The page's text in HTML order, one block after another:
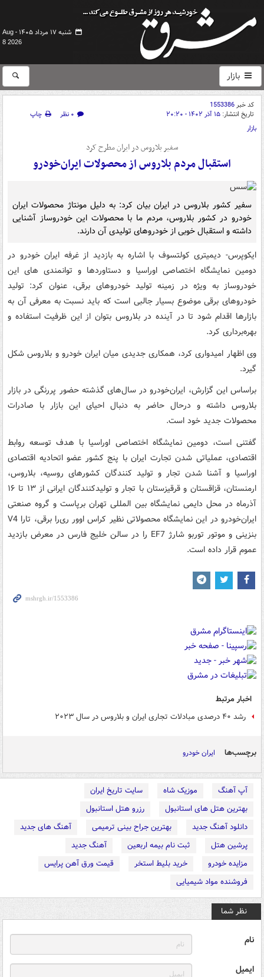
شنبه ۱۷ مرداد ۱۴۰۵ -
Aug
8 2026
بازار
کد خبر1553386
تاریخ انتشار: ۱۵ آذر ۱۴۰۲ - ۲۰:۲۰ ۰ نظر
چاپ
بازار
سفیر بلاروس در ایران مطرح کرد
استقبال مردم بلاروس از محصولات ایران‌خودرو
سفیر کشور بلاروس در ایران بیان کرد: به دلیل مونتاژ محصولات ایران
خودرو در کشور بلاروس، مردم ما با محصولات این خودروساز آشنایی
داشته و استقبال خوبی از خودروهای تولیدی آن دارند.
ایکوپرس- دیمیتری کولتسوف با اشاره به بازدید از غرفه ایران خودرو در
دومین نمایشگاه اختصاصی اوراسیا و دستاوردها و توانمندی های این
خودروساز به ویژه در زمینه تولید خودروهای برقی، عنوان کرد: تولید
خودروهای برقی موضوع بسیار جالبی است که باید نسبت به معرفی آن به
بازارها اقدام شود تا در آینده در بلاروس بتوان از این ظرفیت استفاده و
بهره‌برداری کرد.
وی اظهار امیدواری کرد، همکاری جدیدی میان ایران خودرو و بلاروس شکل
گیرد.
براساس این گزارش، ایران‌خودرو در سال‌های گذشته حضور پررنگی در بازار
بلاروس داشته و درحال حاضر به دنبال احیای این بازار با صادرات
محصولات جدید خود است.
گفتنی است، دومین نمایشگاه اختصاصی اوراسیا با هدف توسعه روابط
اقتصادی، عملیاتی شدن تجارت ایران با پنج کشور عضو اتحادیه اقتصادی
اوراسیا و آشنا شدن تجار و تولید کنندگان کشورهای روسیه، بلاروس،
ارمنستان، قزاقستان و قرقیزستان با تجار و تولیدکنندگان ایرانی از ۱۳ تا ۱۶
آذرماه در محل دایمی نمایشگاه بین المللی تهران برپاست و گروه صنعتی
ایران‌خودرو در این نمایشگاه محصولاتی نظیر کراس اوور ری‌را برقی، تارا V4
بنزینی و موتور توربو شارژ EF7 را در سالن خلیج فارس در معرض بازدید
عموم قرار داده است.
اخبار مرتبط
رشد ۴۰ درصدی مبادلات تجاری ایران و بلاروس در سال ۲۰۲۳
برچسب‌ها ایران خودرو
آپ آهنگ موزیک شاه
سایت تاریخ ایران
بهترین هتل های استانبول
رزرو هتل استانبول
دانلود آهنگ جدید
بهترین جراح بینی ترمیمی
آهنگ های جدید
پرشین هتل
ثبت نام بیمه اربعین
آهنگ جدید
مزایده خودرو
خرید بلیط استخر
قیمت ورق آهن پرایس
فروشنده مواد شیمیایی
نظر شما
نام
ایمیل